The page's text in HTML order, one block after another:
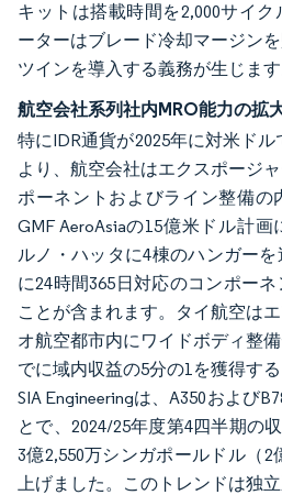
キットは搭載時間を2,000サイ
ーターはブレード冷却マージン
ツインを導入する義務が生じます
航空会社系列社内MRO能力の拡
特にIDR通貨が2025年に対米ド
より、航空会社はエクスポージ
ポーネントおよびライン整備の
GMF AeroAsiaの15億米ドル計
ルノ・ハッタに4棟のハンガー
に24時間365日対応のコンポー
ことが含まれます。タイ航空は
オ航空都市内にワイドボディ整
でに域内収益の5分の1を獲得す
SIA Engineeringは、A350および
とで、2024/25年度第4四半期の
3億2,550万シンガポールドル（2
上げました。このトレンドは独